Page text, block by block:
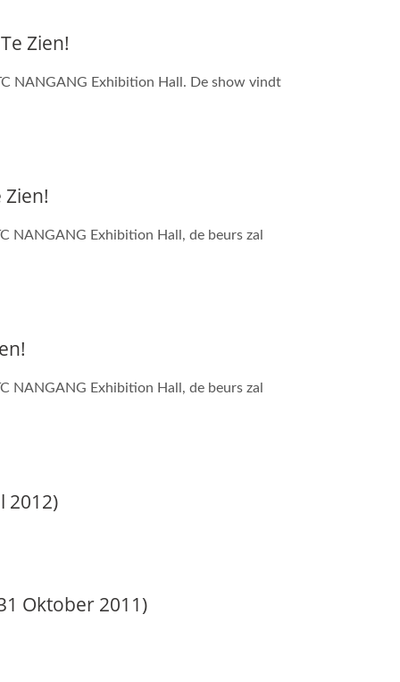
Zien!
NANGANG Exhibition Hall. De show vindt
Zien!
NANGANG Exhibition Hall, de beurs zal
NANGANG Exhibition Hall, de beurs zal
2012)
Oktober 2011)